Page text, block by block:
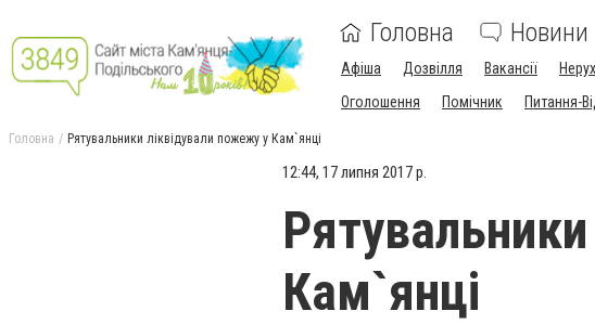
Головна Новини
Афіша Дозвілля Вакансії
Оголошення
Помічник Питання-
Головна Рятувальники ліквідували пожежу у Кам`янці
12:44, 17 липня 2017 р.
Кам`янці